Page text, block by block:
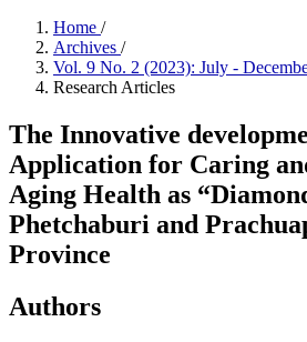
Home /
Archives /
Vol. 9 No. 2 (2023): July -
Research Articles
The Innovative
Application for Caring
Aging Health as
Phetchaburi and
Province
Authors